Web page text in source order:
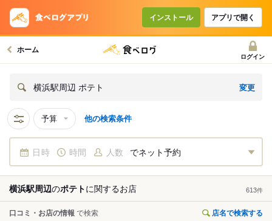
インストール アプリで開く
ホーム
ログイン
横浜駅周辺 ポテト 変更
予算 他の検索条件
日時 時間 人数 でネット予約
横浜駅周辺のポテトに関するお店 613件
口コミ・お店の情報 で検索 店名で検索する